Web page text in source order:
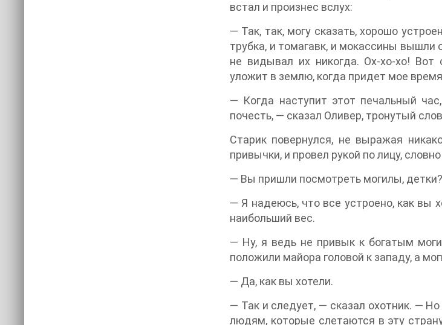
встал и произнес вслух:
— Так, так, могу сказать, хорошо
трубка, и томагавк, и мокассины вышли
не видывал их никогда. Ох-хо-хо! Вот
уложит в землю, когда придет мое
— Когда наступит этот печальный
почесть, — сказал Оливер, тронутый
Старик повернулся, не выражая
привычки, и провел рукой по лицу,
— Вы пришли посмотреть могилы,
— Я надеюсь, что все устроено, как вы
наибольший вес.
— Ну, я ведь не привык к богатым
положили майора головой к западу, а
— Да, как вы хотели.
— Так и следует, — сказал охотник. —
людям, которые слетаются в эту